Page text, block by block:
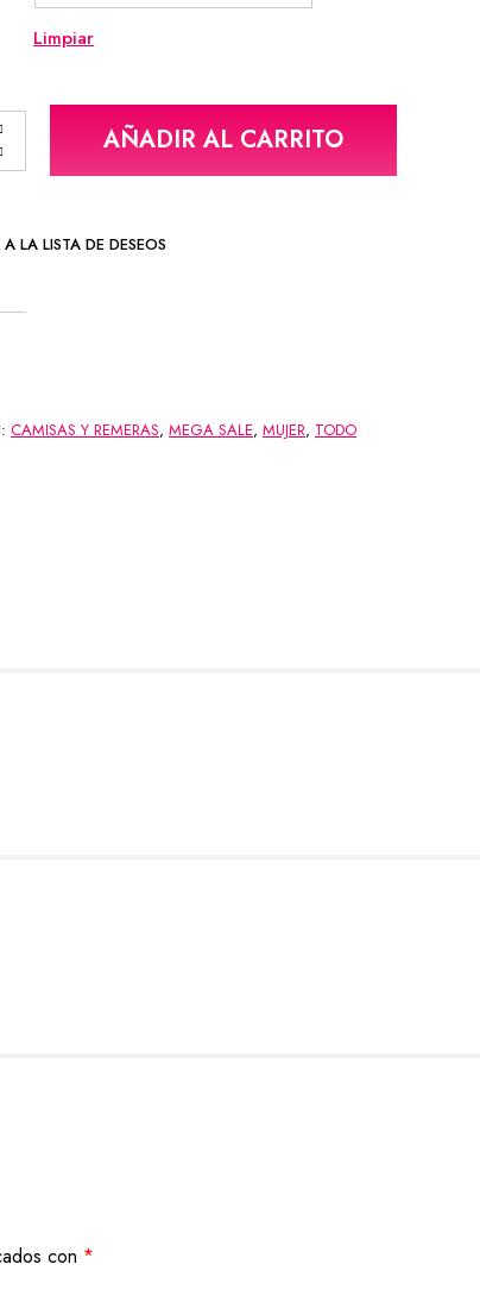
Limpiar
blanco cantidadAÑADIR AL CARRITO
LA LISTA DE DESEOS
CAMISAS Y REMERAS, MEGA SALE, MUJER, TODO
con *